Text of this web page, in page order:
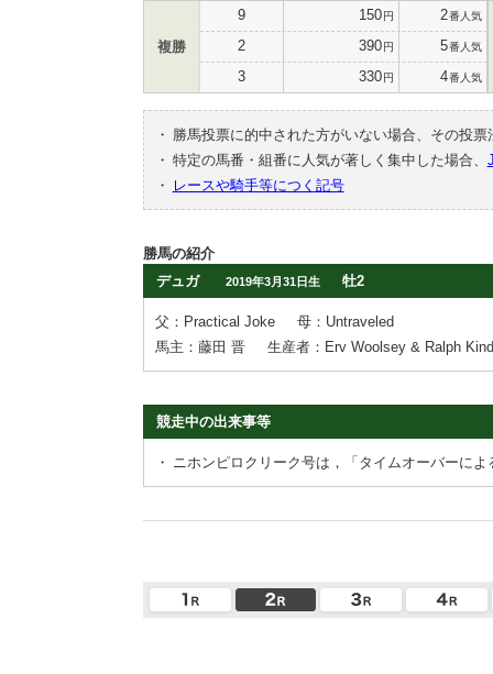
複勝
9 150円 2番人気
2 390円 5番人気
3 330円 4番人気
・
勝馬投票に的中された方がいない場合、その投
・ 特定の馬番・組番に人気が著しく集中した場合、
・
レースや騎手等につく記号
勝馬の紹介
デュガ
2019年3月31日生 牡2
父：Practical Joke
母：Untraveled
馬主：藤田 晋
生産者：Erv Woolsey & Ralph
競走中の出来事等
・ ニホンピロクリーク号は，「タイムオーバーに